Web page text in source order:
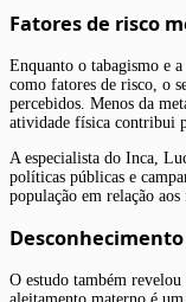
Fatores de risco
Enquanto o tabagismo e
como fatores de risco, o
percebidos. Menos da
atividade física contribui
A especialista do Inca,
políticas públicas e
população em relação
O estudo também